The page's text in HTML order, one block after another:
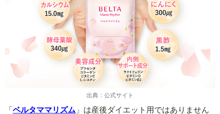
出典：公式サイト
「 ベルタママリズム 」は産後ダイエット用ではありません